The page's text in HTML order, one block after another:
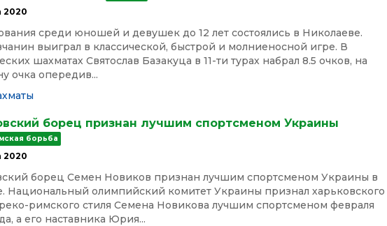
2020
среди юношей и девушек до 12 лет состоялись в Николаеве.
выиграл в классической, быстрой и молниеносной игре. В
шахматах Святослав Базакуца в 11-ти турах набрал 8.5 очков, на
очка опередив...
борец признан лучшим спортсменом Украины
борьба
2020
борец Семен Новиков признан лучшим спортсменом Украины в
Национальный олимпийский комитет Украины признал харьковского
римского стиля Семена Новикова лучшим спортсменом февраля
а его наставника Юрия...